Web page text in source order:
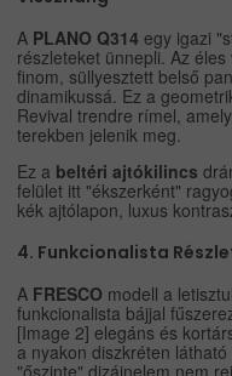
A PLANO Q314 egy igazi
részleteket ünnepli. Az
finom, süllyesztett belső
dinamikussá. Ez a
Revival trendre rímel,
terekben jelenik meg.
Ez a beltéri ajtókilincs
felület itt "ékszerként"
kék ajtólapon, luxus
4. Funkcionalista
A FRESCO modell a
funkcionalista bájjal
[Image 2] elegáns és
a nyakon diszkréten